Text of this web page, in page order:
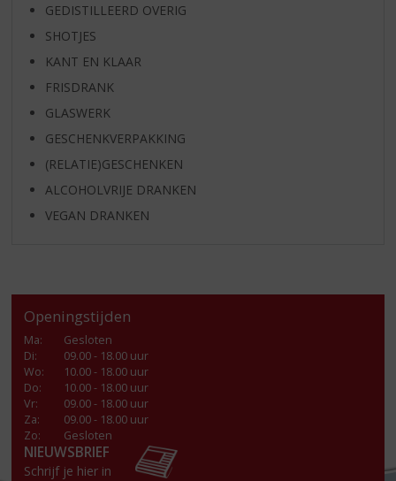
GEDISTILLEERD OVERIG
SHOTJES
KANT EN KLAAR
FRISDRANK
GLASWERK
GESCHENKVERPAKKING
(RELATIE)GESCHENKEN
ALCOHOLVRIJE DRANKEN
VEGAN DRANKEN
Openingstijden
Ma:
Gesloten
Di:
09.00 - 18.00 uur
Wo:
10.00 - 18.00 uur
Do:
10.00 - 18.00 uur
Vr:
09.00 - 18.00 uur
Za:
09.00 - 18.00 uur
Zo:
Gesloten
NIEUWSBRIEF
Schrijf je hier in